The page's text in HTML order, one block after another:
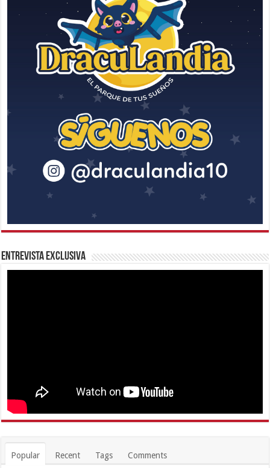
Entrevista Exclusiva
Popular Recent Tags Comments